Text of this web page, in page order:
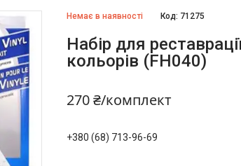
Немає в наявності Код: 71275
Набір для
кольорів (FH040)
270 ₴/комплект
+380 (68) 713-96-69